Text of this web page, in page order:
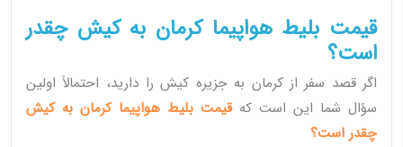
قیمت بلیط هواپیما کرمان به کیش چقدر
است؟
اگر قصد سفر از کرمان به جزیره کیش را دارید، احتمالاً اولین
سؤال شما این است کهقیمت بلیط هواپیما کرمان به کیش
چقدر است؟